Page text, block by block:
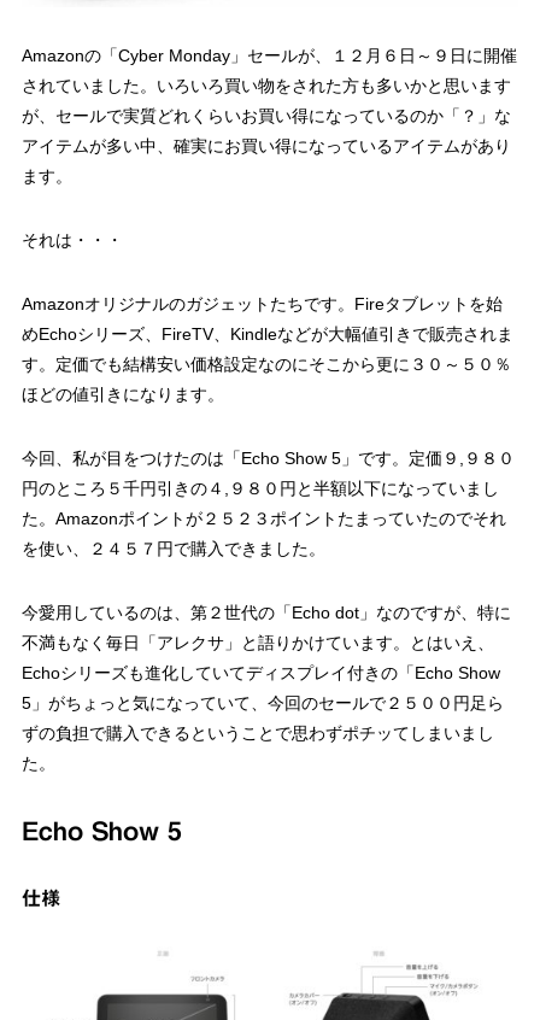
Amazonの「Cyber Monday」セールが、１２月６日～９日に開催
されていました。いろいろ買い物をされた方も多いかと思います
が、セールで実質どれくらいお買い得になっているのか「？」な
アイテムが多い中、確実にお買い得になっているアイテムがあり
ます。
それは・・・
Amazonオリジナルのガジェットたちです。Fireタブレットを始
めEchoシリーズ、FireTV、Kindleなどが大幅値引きで販売されま
す。定価でも結構安い価格設定なのにそこから更に３０～５０％
ほどの値引きになります。
今回、私が目をつけたのは「Echo Show 5」です。定価９,９８０
円のところ５千円引きの４,９８０円と半額以下になっていまし
た。Amazonポイントが２５２３ポイントたまっていたのでそれ
を使い、２４５７円で購入できました。
今愛用しているのは、第２世代の「Echo dot」なのですが、特に
不満もなく毎日「アレクサ」と語りかけています。とはいえ、
Echoシリーズも進化していてディスプレイ付きの「Echo Show
5」がちょっと気になっていて、今回のセールで２５００円足ら
ずの負担で購入できるということで思わずポチッてしまいまし
た。
Echo Show 5
仕様